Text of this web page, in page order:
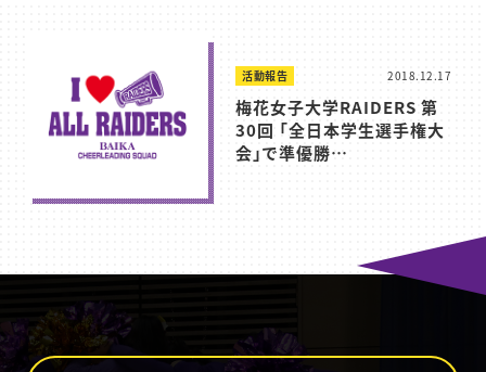
活動報告 2018.12.17
梅花女子大学RAIDERS 第
30回 「全日本学生選手権大
会」で準優勝…